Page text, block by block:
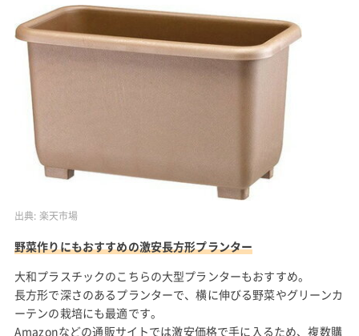
出典: 楽天市場
野菜作りにもおすすめの激安長方形プランター
大和プラスチックのこちらの大型プランターもおすすめ。
長方形で深さのあるプランターで、横に伸びる野菜やグリーンカ
ーテンの栽培にも最適です。
Amazonなどの通販サイトでは激安価格で手に入るため、複数購